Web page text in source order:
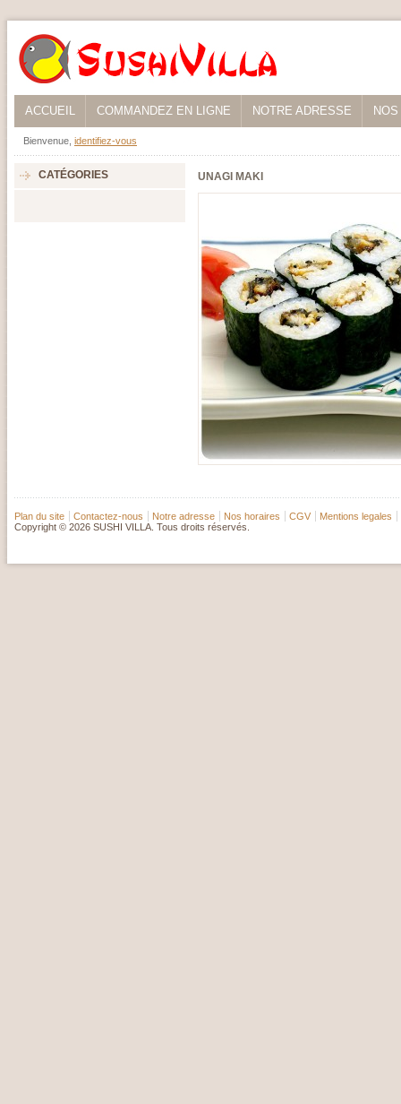
ACCUEIL COMMANDEZ EN LIGNE NOTRE ADRESSE
Bienvenue, identifiez-vous
CATÉGORIES UNAGI MAKI
Plan du site Contactez-nous Notre adresse Nos horaires CGV
Mentions legales
Copyright © 2026 SUSHI VILLA. Tous droits réservés.